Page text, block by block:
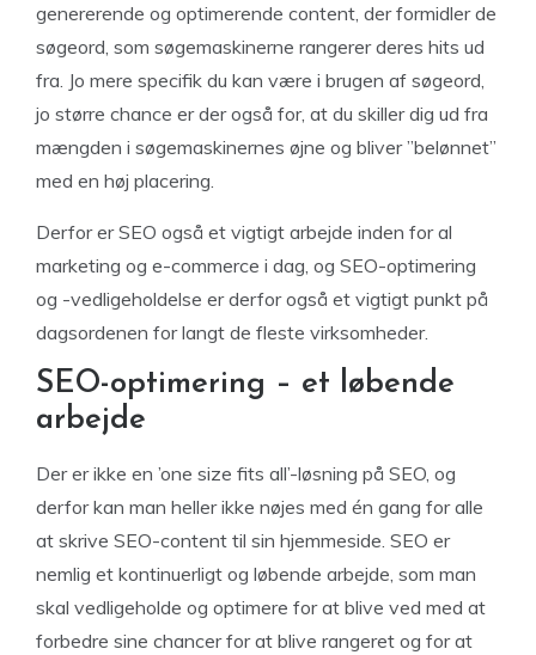
genererende og optimerende content, der formidler de
søgeord, som søgemaskinerne rangerer deres hits ud
fra. Jo mere specifik du kan være i brugen af søgeord,
jo større chance er der også for, at du skiller dig ud fra
mængden i søgemaskinernes øjne og bliver ”belønnet”
med en høj placering.
Derfor er SEO også et vigtigt arbejde inden for al
marketing og e-commerce i dag, og SEO-optimering
og -vedligeholdelse er derfor også et vigtigt punkt på
dagsordenen for langt de fleste virksomheder.
SEO-optimering – et løbende
arbejde
Der er ikke en ’one size fits all’-løsning på SEO, og
derfor kan man heller ikke nøjes med én gang for alle
at skrive SEO-content til sin hjemmeside. SEO er
nemlig et kontinuerligt og løbende arbejde, som man
skal vedligeholde og optimere for at blive ved med at
forbedre sine chancer for at blive rangeret og for at